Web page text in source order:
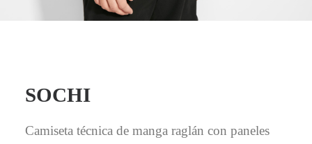
SOCHI
Camiseta técnica de manga raglán con paneles